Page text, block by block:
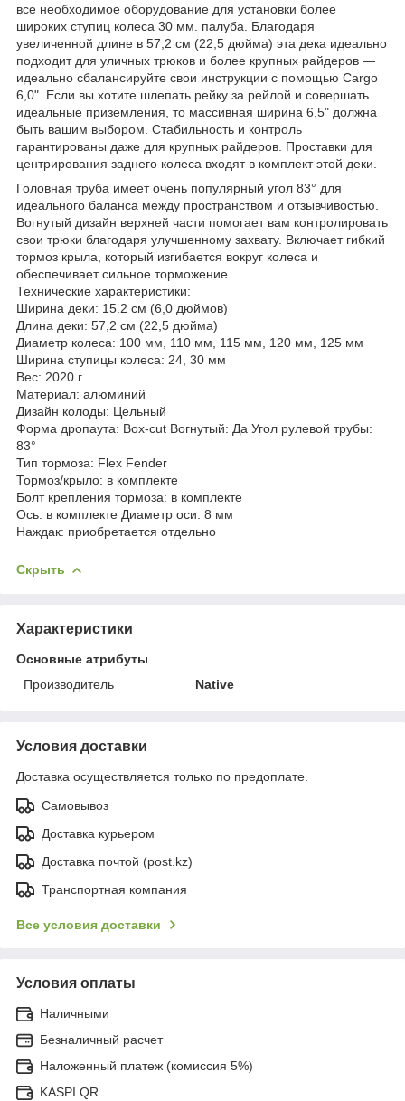
все необходимое оборудование для установки более
широких ступиц колеса 30 мм. палуба. Благодаря
увеличенной длине в 57,2 см (22,5 дюйма) эта дека идеально
подходит для уличных трюков и более крупных райдеров —
идеально сбалансируйте свои инструкции с помощью Cargo
6,0". Если вы хотите шлепать рейку за рейлой и совершать
идеальные приземления, то массивная ширина 6,5" должна
быть вашим выбором. Стабильность и контроль
гарантированы даже для крупных райдеров. Проставки для
центрирования заднего колеса входят в комплект этой деки.
Головная труба имеет очень популярный угол 83° для
идеального баланса между пространством и отзывчивостью.
Вогнутый дизайн верхней части помогает вам контролировать
свои трюки благодаря улучшенному захвату. Включает гибкий
тормоз крыла, который изгибается вокруг колеса и
обеспечивает сильное торможение
Технические характеристики:
Ширина деки: 15.2 см (6,0 дюймов)
Длина деки: 57,2 см (22,5 дюйма)
Диаметр колеса: 100 мм, 110 мм, 115 мм, 120 мм, 125 мм
Ширина ступицы колеса: 24, 30 мм
Вес: 2020 г
Материал: алюминий
Дизайн колоды: Цельный
Форма дропаута: Box-cut Вогнутый: Да Угол рулевой трубы:
83°
Тип тормоза: Flex Fender
Тормоз/крыло: в комплекте
Болт крепления тормоза: в комплекте
Ось: в комплекте Диаметр оси: 8 мм
Наждак: приобретается отдельно
Скрыть
Характеристики
Основные атрибуты
Производитель
Native
Условия доставки
Доставка осуществляется только по предоплате.
Самовывоз
Доставка курьером
Доставка почтой (post.kz)
Транспортная компания
Все условия доставки
Условия оплаты
Наличными
Безналичный расчет
Наложенный платеж (комиссия 5%)
KASPI QR